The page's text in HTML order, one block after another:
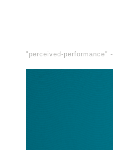
"perceived-performance" -